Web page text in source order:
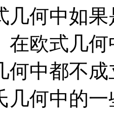
几何中如
在欧式几
何中都不
几何中的